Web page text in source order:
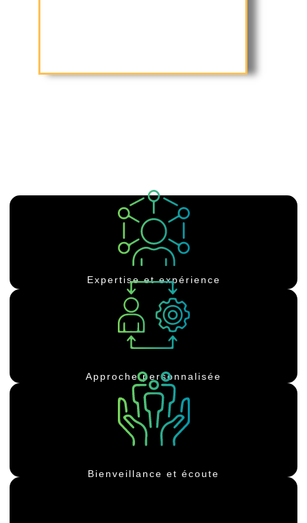
Expertise et expérience
Avec de nombreuses années d'expérience dans le coaching sportif,
je vous offre un accompagnement de qualité basé sur des
techniques éprouvées et une connaissance approfondie du
Approche personnalisée
offrir les meilleurs résultats possibles. Que vous souhaitiez perdre
du poids, gagner en masse musculaire ou simplement améliorer
votre condition physique, je suis là pour vous guider.
Bienveillance et écoute
Je suis à l'écoute de vos besoins et préoccupations, et je vous
accompagne avec bienveillance tout au long de votre parcours. Mon
objectif est de vous aider à atteindre vos objectifs tout en vous
assurant de rester motivé et engagé